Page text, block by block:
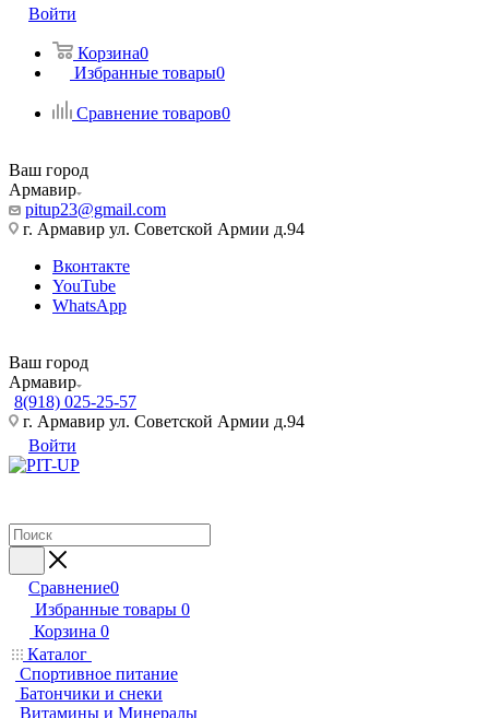
Войти
Корзина0
Избранные товары0
Сравнение товаров0
Ваш город
Армавир
pitup23@gmail.com
г. Армавир ул. Советской Армии д.94
Вконтакте
YouTube
WhatsApp
Ваш город
Армавир
8(918) 025-25-57
г. Армавир ул. Советской Армии д.94
Войти
Сравнение0
Избранные товары 0
Корзина 0
Каталог
Спортивное питание
Батончики и снеки
Витамины и Минералы